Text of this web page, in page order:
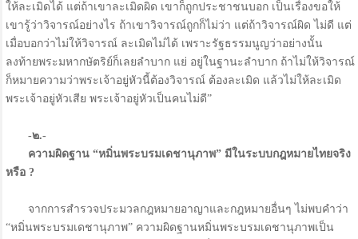
ให้ละเมิดได้ แต่ถ้าเขาละเมิดผิด เขาก็ถูกประชาชนบอก เป็นเรื่องขอให้
เขารู้ว่าวิจารณ์อย่างไร ถ้าเขาวิจารณ์ถูกก็ไม่ว่า แต่ถ้าวิจารณ์ผิด ไม่ดี แต่
เมื่อบอกว่าไม่ให้วิจารณ์ ละเมิดไม่ได้ เพราะรัฐธรรมนูญว่าอย่างนั้น
ลงท้ายพระมหากษัตริย์ก็เลยลำบาก แย่ อยู่ในฐานะลำบาก ถ้าไม่ให้วิจารณ์
ก็หมายความว่าพระเจ้าอยู่หัวนี้ต้องวิจารณ์ ต้องละเมิด แล้วไม่ให้ละเมิด
พระเจ้าอยู่หัวเสีย พระเจ้าอยู่หัวเป็นคนไม่ดี”
-๒.-
ความผิดฐาน “หมิ่นพระบรมเดชานุภาพ” มีในระบบกฎหมายไทยจริง
หรือ ?
จากการสำรวจประมวลกฎหมายอาญาและกฎหมายอื่นๆ ไม่พบคำว่า
“หมิ่นพระบรมเดชานุภาพ” ความผิดฐานหมิ่นพระบรมเดชานุภาพเป็น